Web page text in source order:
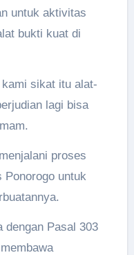
untuk aktivitas
bukti kuat di
sikat itu alat-
lagi bisa
proses
Ponorogo untuk
dengan Pasal 303